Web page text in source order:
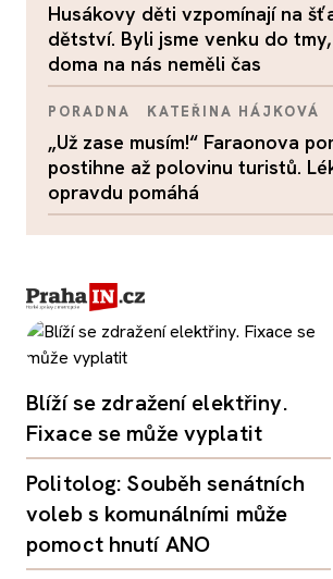
Husákovy děti vzpomínají na
dětství. Byli jsme venku do
doma na nás neměli čas
PORADNA KATEŘINA HÁJKOVÁ
„Už zase musím!“ Faraonova
postihne až polovinu turistů.
opravdu pomáhá
Blíží se zdražení elektřiny.
Fixace se může vyplatit
Politolog: Souběh senátních
voleb s komunálními může
pomoct hnutí ANO